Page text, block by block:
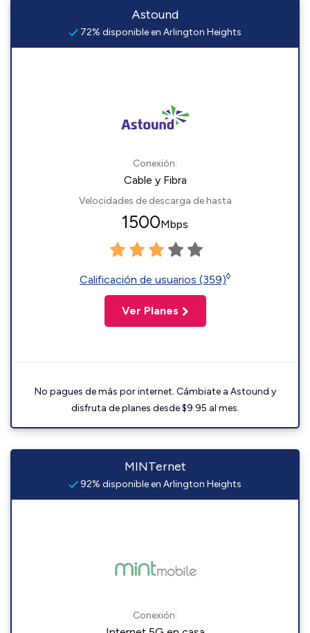
Astound
72% disponible en Arlington Heights
Conexión:
Cable y Fibra
Velocidades de descarga de hasta
1500Mbps
Calificación de usuarios (359)◊
Ver Planes
No pagues de más por internet. Cámbiate a Astound y
disfruta de planes desde $9.95 al mes.
MINTernet
92% disponible en Arlington Heights
Conexión: